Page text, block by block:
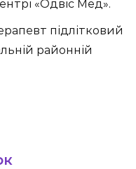
«Одвіс Мед».
підлітковий
районній